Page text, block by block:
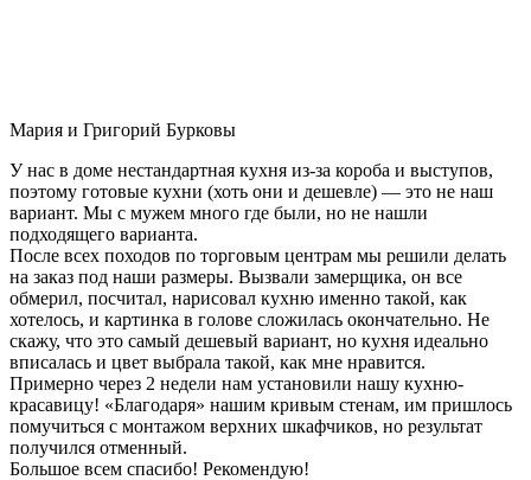
Мария и Григорий Бурковы
У нас в доме нестандартная кухня из-за короба и выступов,
поэтому готовые кухни (хоть они и дешевле) — это не наш
вариант. Мы с мужем много где были, но не нашли
подходящего варианта.
После всех походов по торговым центрам мы решили делать
на заказ под наши размеры. Вызвали замерщика, он все
обмерил, посчитал, нарисовал кухню именно такой, как
хотелось, и картинка в голове сложилась окончательно. Не
скажу, что это самый дешевый вариант, но кухня идеально
вписалась и цвет выбрала такой, как мне нравится.
Примерно через 2 недели нам установили нашу кухню-
красавицу! «Благодаря» нашим кривым стенам, им пришлось
помучиться с монтажом верхних шкафчиков, но результат
получился отменный.
Большое всем спасибо! Рекомендую!